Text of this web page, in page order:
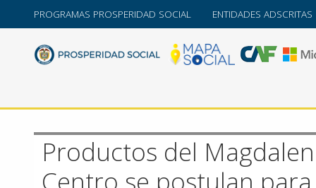
PROGRAMAS PROSPERIDAD SOCIAL ENTIDADES ADSCRITAS
Productos del
Centro se postulan